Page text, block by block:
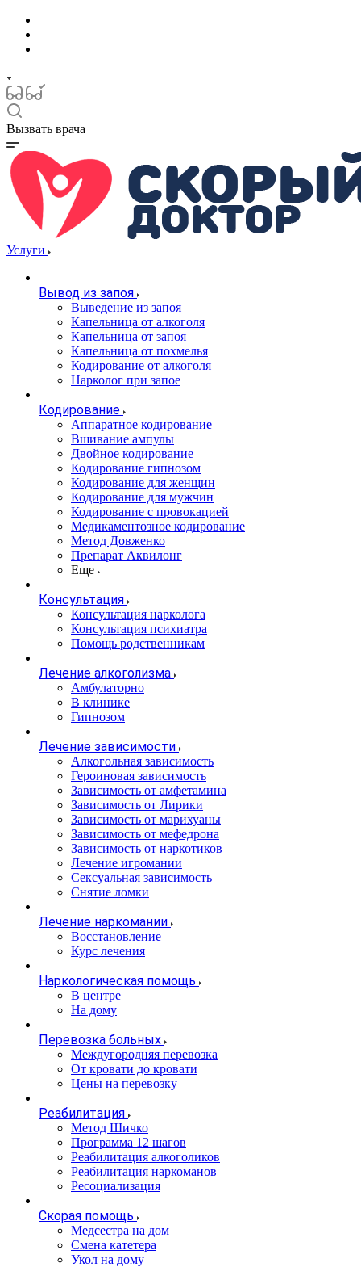
Вызвать врача
Услуги
Вывод из запоя
Выведение из запоя
Капельница от алкоголя
Капельница от запоя
Капельница от похмелья
Кодирование от алкоголя
Нарколог при запое
Кодирование
Аппаратное кодирование
Вшивание ампулы
Двойное кодирование
Кодирование гипнозом
Кодирование для женщин
Кодирование для мужчин
Кодирование с провокацией
Медикаментозное кодирование
Метод Довженко
Препарат Аквилонг
Еще
Консультация
Консультация нарколога
Консультация психиатра
Помощь родственникам
Лечение алкоголизма
Амбулаторно
В клинике
Гипнозом
Лечение зависимости
Алкогольная зависимость
Героиновая зависимость
Зависимость от амфетамина
Зависимость от Лирики
Зависимость от марихуаны
Зависимость от мефедрона
Зависимость от наркотиков
Лечение игромании
Сексуальная зависимость
Снятие ломки
Лечение наркомании
Восстановление
Курс лечения
Наркологическая помощь
В центре
На дому
Перевозка больных
Междугородняя перевозка
От кровати до кровати
Цены на перевозку
Реабилитация
Метод Шичко
Программа 12 шагов
Реабилитация алкоголиков
Реабилитация наркоманов
Ресоциализация
Скорая помощь
Медсестра на дом
Смена катетера
Укол на дому